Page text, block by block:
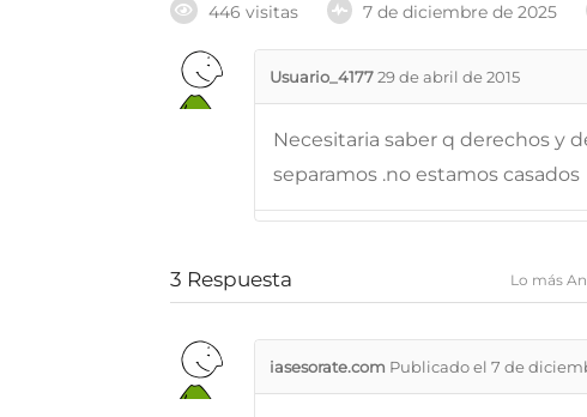
446 visitas 7 de diciembre de 2025
Usuario_417729 de abril de 2015
Necesitaria saber q derechos y
separamos .no estamos casados
3 Respuesta Lo más
iasesorate.com Publicado el 7 de